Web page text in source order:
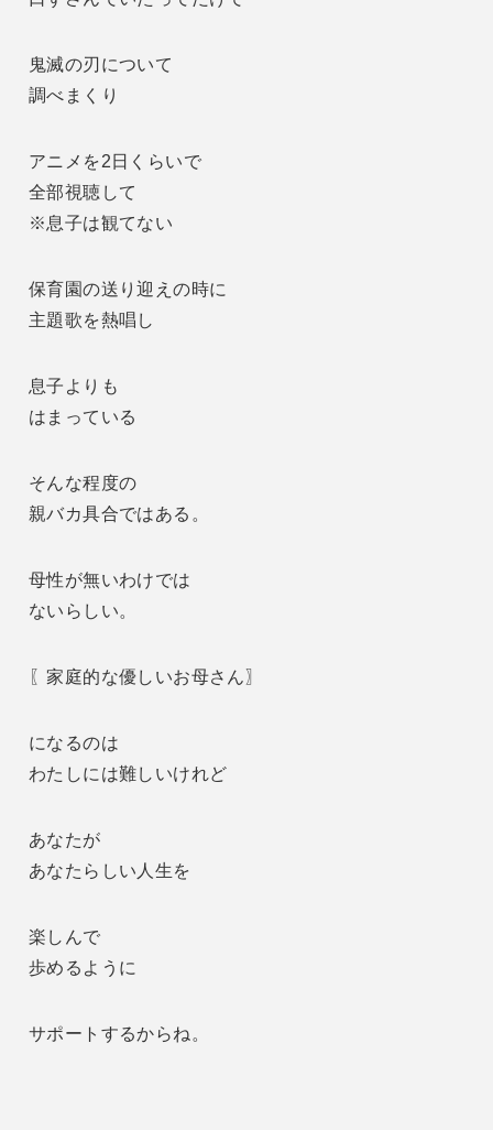
鬼滅の刃について
調べまくり
アニメを2日くらいで
全部視聴して
※息子は観てない
保育園の送り迎えの時に
主題歌を熱唱し
息子よりも
はまっている
そんな程度の
親バカ具合ではある。
母性が無いわけでは
ないらしい。
〖家庭的な優しいお母さん〗
になるのは
わたしには難しいけれど
あなたが
あなたらしい人生を
楽しんで
歩めるように
サポートするからね。